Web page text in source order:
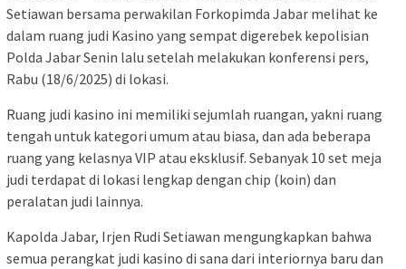
Setiawan bersama perwakilan Forkopimda Jabar melihat ke
dalam ruang judi Kasino yang sempat digerebek kepolisian
Polda Jabar Senin lalu setelah melakukan konferensi pers,
Rabu (18/6/2025) di lokasi.
Ruang judi kasino ini memiliki sejumlah ruangan, yakni ruang
tengah untuk kategori umum atau biasa, dan ada beberapa
ruang yang kelasnya VIP atau eksklusif. Sebanyak 10 set meja
judi terdapat di lokasi lengkap dengan chip (koin) dan
peralatan judi lainnya.
Kapolda Jabar, Irjen Rudi Setiawan mengungkapkan bahwa
semua perangkat judi kasino di sana dari interiornya baru dan